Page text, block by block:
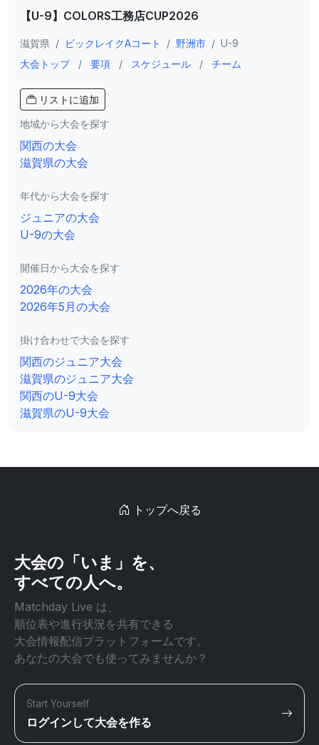
【U-9】COLORS工務店CUP2026
滋賀県 / ビックレイクAコート / 野洲市 / U-9
大会トップ
/ 要項 / スケジュール / チーム
リストに追加
地域から大会を探す
関西の大会
滋賀県の大会
年代から大会を探す
ジュニアの大会
U-9の大会
開催日から大会を探す
2026年の大会
2026年5月の大会
掛け合わせで大会を探す
関西のジュニア大会
滋賀県のジュニア大会
関西のU-9大会
滋賀県のU-9大会
トップへ戻る
大会の「いま」を、
すべての人へ。
Matchday Live は、
順位表や進行状況を共有できる
大会情報配信プラットフォームです。
あなたの大会でも使ってみませんか？
Start Yourself
ログインして大会を作る